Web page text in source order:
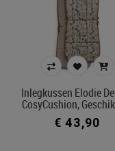
Inlegkussen Elodie
CosyCushion,
€ 43,90